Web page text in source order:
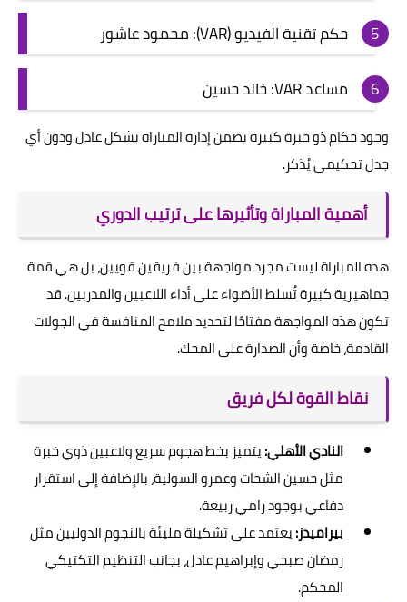
حكم تقنية الفيديو (VAR): محمود عاشور
مساعد VAR: خالد حسين
وجود حكام ذو خبرة كبيرة يضمن إدارة المباراة بشكل عادل ودون أي
جدل تحكيمي يُذكر.
أهمية المباراة وتأثيرها على ترتيب الدوري
هذه المباراة ليست مجرد مواجهة بين فريقين قويين، بل هي قمة
جماهيرية كبيرة تُسلط الأضواء على أداء اللاعبين والمدربين. قد
تكون هذه المواجهة مفتاحًا لتحديد ملامح المنافسة في الجولات
القادمة، خاصة وأن الصدارة على المحك.
نقاط القوة لكل فريق
النادي الأهلي:يتميز بخط هجوم سريع ولاعبين ذوي خبرة
مثل حسين الشحات وعمرو السولية، بالإضافة إلى استقرار
دفاعي بوجود رامي ربيعة.
بيراميدز:يعتمد على تشكيلة مليئة بالنجوم الدوليين مثل
رمضان صبحي وإبراهيم عادل، بجانب التنظيم التكتيكي
المحكم.